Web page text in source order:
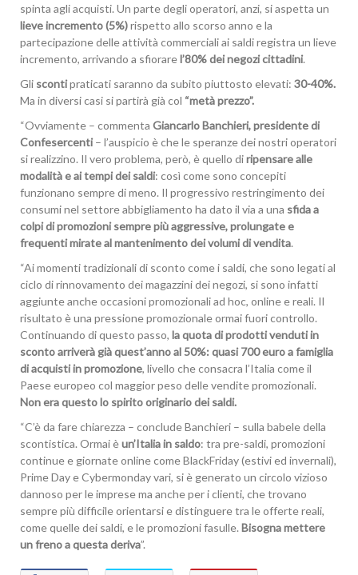
spinta agli acquisti. Un parte degli operatori, anzi, si aspetta un
lieve incremento (5%)rispetto allo scorso anno e la
partecipazione delle attività commerciali ai saldi registra un lieve
incremento, arrivando a sfiorarel’80% dei negozi cittadini.
Gli scontipraticati saranno da subito piuttosto elevati: 30-40%.
Ma in diversi casi si partirà già col “metà prezzo”.
“Ovviamente – commenta Giancarlo Banchieri, presidente di
Confesercenti– l’auspicio è che le speranze dei nostri operatori
si realizzino. Il vero problema, però, è quello diripensare alle
modalità e ai tempi dei saldi: così come sono concepiti
funzionano sempre di meno. Il progressivo restringimento dei
consumi nel settore abbigliamento ha dato il via a una sfida a
colpi di promozioni sempre più aggressive, prolungate e
frequenti mirate al mantenimento dei volumi di vendita.
“Ai momenti tradizionali di sconto come i saldi, che sono legati al
ciclo di rinnovamento dei magazzini dei negozi, si sono infatti
aggiunte anche occasioni promozionali ad hoc, online e reali. Il
risultato è una pressione promozionale ormai fuori controllo.
Continuando di questo passo, la quota di prodotti venduti in
sconto arriverà già quest’anno al 50%: quasi 700 euro a famiglia
di acquisti in promozione, livello che consacra l’Italia come il
Paese europeo col maggior peso delle vendite promozionali.
Non era questo lo spirito originario dei saldi.
“C’è da fare chiarezza – conclude Banchieri – sulla babele della
scontistica. Ormai èun’Italia in saldo: tra pre-saldi, promozioni
continue e giornate online come BlackFriday (estivi ed invernali),
Prime Day e Cybermonday vari, si è generato un circolo vizioso
dannoso per le imprese ma anche per i clienti, che trovano
sempre più difficile orientarsi e distinguere tra le offerte reali,
come quelle dei saldi, e le promozioni fasulle. Bisogna mettere
un freno a questa deriva”.